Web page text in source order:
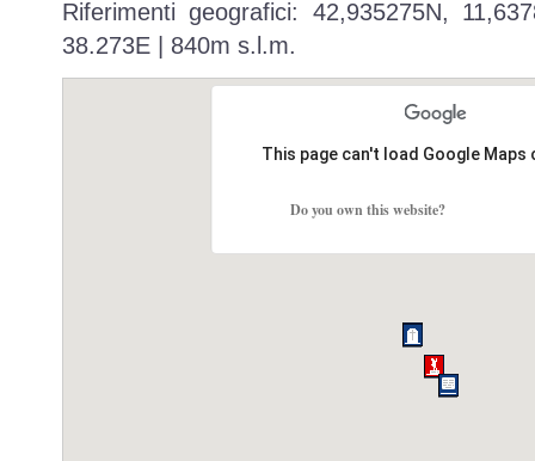
Riferimenti geografici: 42,935275N,
38.273E | 840m s.l.m.
This page can't load Google
Do you own this website?